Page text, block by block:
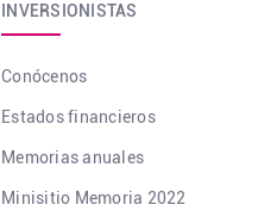
INVERSIONISTAS
Conócenos
Estados financieros
Memorias anuales
Minisitio Memoria 2022